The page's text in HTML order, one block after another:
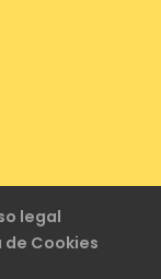
legal
de Cookies